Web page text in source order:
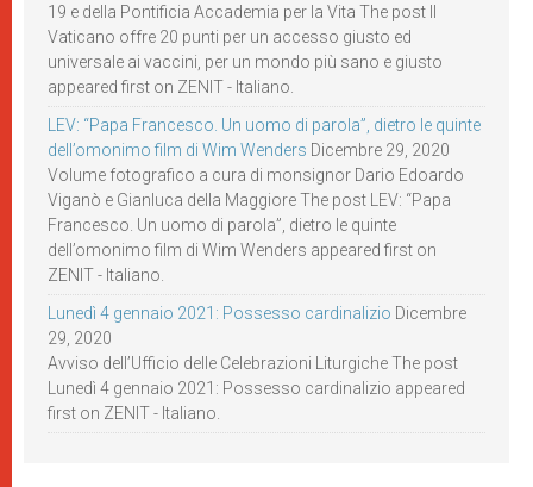
19 e della Pontificia Accademia per la Vita The post Il
Vaticano offre 20 punti per un accesso giusto ed
universale ai vaccini, per un mondo più sano e giusto
appeared first on ZENIT - Italiano.
LEV: “Papa Francesco. Un uomo di parola”, dietro le quinte
dell’omonimo film di Wim Wenders Dicembre 29, 2020
Volume fotografico a cura di monsignor Dario Edoardo
Viganò e Gianluca della Maggiore The post LEV: “Papa
Francesco. Un uomo di parola”, dietro le quinte
dell’omonimo film di Wim Wenders appeared first on
ZENIT - Italiano.
Lunedì 4 gennaio 2021: Possesso cardinalizio Dicembre
29, 2020
Avviso dell’Ufficio delle Celebrazioni Liturgiche The post
Lunedì 4 gennaio 2021: Possesso cardinalizio appeared
first on ZENIT - Italiano.